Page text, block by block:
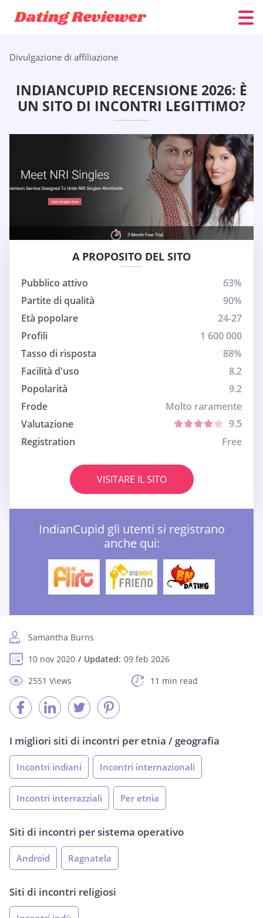
Divulgazione di affiliazione
INDIANCUPID RECENSIONE 2026: È
UN SITO DI INCONTRI LEGITTIMO?
A PROPOSITO DEL SITO
Pubblico attivo
63%
Partite di qualità
90%
Età popolare
24-27
Profili
1 600 000
Tasso di risposta
88%
Facilità d'uso
8.2
Popolarità
9.2
Frode
Molto raramente
Valutazione
9.5
Registration
Free
VISITARE IL SITO
IndianCupid gli utenti si registrano
anche qui:
Samantha Burns
10 nov 2020
Updated: 09 feb 2026
2551 Views
11 min read
I migliori siti di incontri per etnia / geografia
Incontri indiani Incontri internazionali
Incontri interrazziali Per etnia
Siti di incontri per sistema operativo
Android Ragnatela
Siti di incontri religiosi